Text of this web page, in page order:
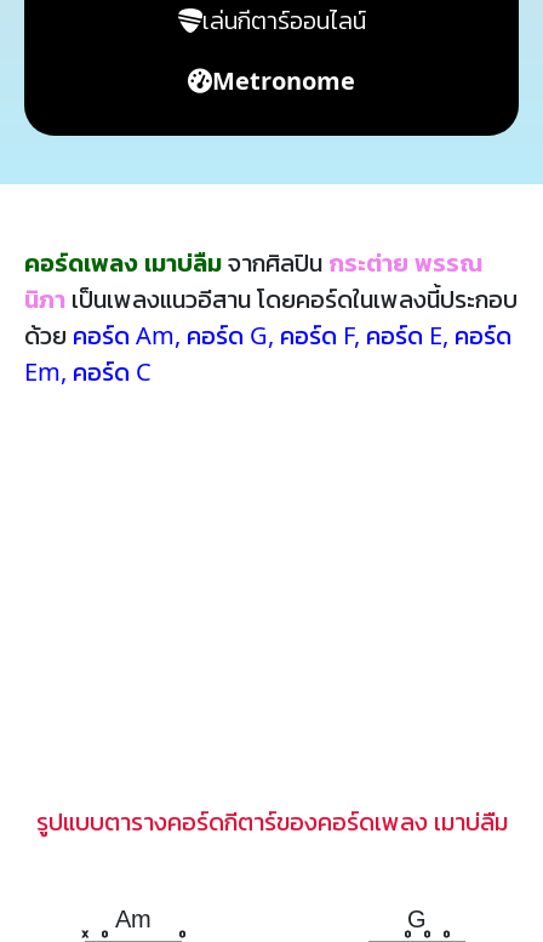
เล่นกีตาร์ออนไลน์
Metronome
คอร์ดเพลง เมาบ่ลืมจากศิลปิน กระต่าย พรรณ
นิภา เป็นเพลงแนวอีสาน โดยคอร์ดในเพลงนี้ประกอบ
ด้วย คอร์ด Am, คอร์ด G, คอร์ด F, คอร์ด E, คอร์ด
Em, คอร์ด C
รูปแบบตารางคอร์ดกีตาร์ของคอร์ดเพลง เมาบ่ลืม
Am
x o o
G
o o o